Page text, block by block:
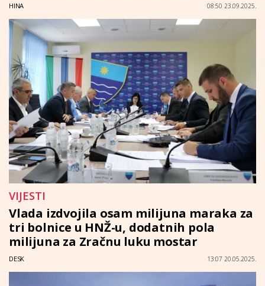
HINA 08:50 23.09.2025.
VIJESTI
Vlada izdvojila osam milijuna maraka za
tri bolnice u HNŽ-u, dodatnih pola
milijuna za Zračnu luku mostar
DESK 13:07 20.05.2025.